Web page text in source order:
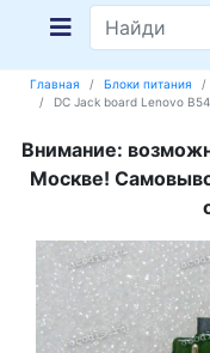
Главная Блоки питания
DC Jack board Lenovo
Внимание:
Москве!